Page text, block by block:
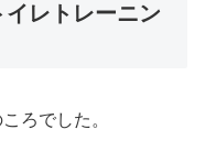
レトレーニン
ろでした。